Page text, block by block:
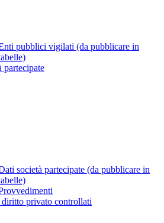
pubblici vigilati (da pubblicare in
partecipate
società partecipate (da pubblicare in
privato controllati